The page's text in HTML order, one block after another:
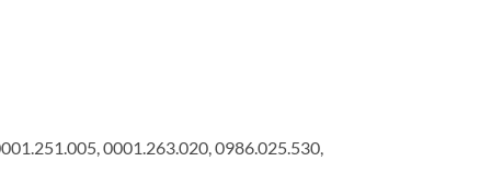
0001.263.020, 0986.025.530,